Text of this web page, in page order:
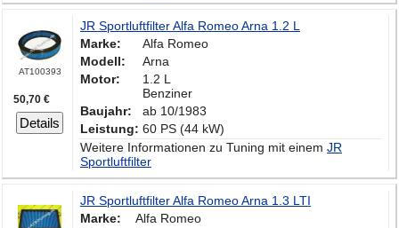
AT100393
50,70 €
Details
JR Sportluftfilter Alfa Romeo Arna 1.2 L
Marke:
Alfa Romeo
Modell:
Arna
Motor:
1.2 L
Benziner
Baujahr:
ab 10/1983
Leistung: 60 PS (44 kW)
Weitere Informationen zu Tuning mit einem JR
Sportluftfilter
JR Sportluftfilter Alfa Romeo Arna 1.3 LTI
Marke:
Alfa Romeo